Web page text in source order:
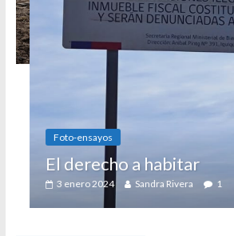
Foto-ensayos
El derecho a habitar
3 enero 2024 Sandra Rivera 1